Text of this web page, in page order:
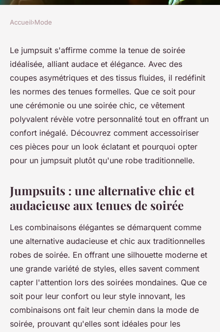
Chic et audacieuse : la tenue
de soirée combinaison idéale
raymonde•13 janvier 2025•6 min de lecture
Accueil›Mode
Le jumpsuit s'affirme comme la tenue de soirée
idéalisée, alliant audace et élégance. Avec des
coupes asymétriques et des tissus fluides, il redéfinit
les normes des tenues formelles. Que ce soit pour
une cérémonie ou une soirée chic, ce vêtement
polyvalent révèle votre personnalité tout en offrant un
confort inégalé. Découvrez comment accessoiriser
ces pièces pour un look éclatant et pourquoi opter
pour un jumpsuit plutôt qu'une robe traditionnelle.
Jumpsuits : une alternative chic et
audacieuse aux tenues de soirée
Les combinaisons élégantes se démarquent comme
une alternative audacieuse et chic aux traditionnelles
robes de soirée. En offrant une silhouette moderne et
une grande variété de styles, elles savent comment
capter l'attention lors des soirées mondaines. Que ce
soit pour leur confort ou leur style innovant, les
combinaisons ont fait leur chemin dans la mode de
soirée, prouvant qu'elles sont idéales pour les